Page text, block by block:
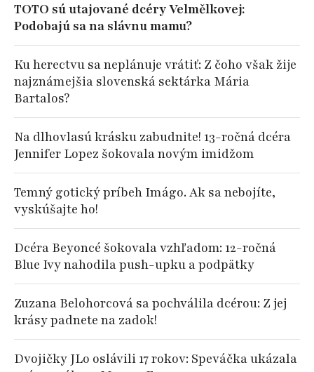
TOTO sú utajované dcéry Velmělkovej:
Podobajú sa na slávnu mamu?
Ku herectvu sa neplánuje vrátiť: Z čoho však žije
najznámejšia slovenská sektárka Mária
Bartalos?
Na dlhovlasú krásku zabudnite! 13-ročná dcéra
Jennifer Lopez šokovala novým imidžom
Temný gotický príbeh Imágo. Ak sa nebojíte,
vyskúšajte ho!
Dcéra Beyoncé šokovala vzhľadom: 12-ročná
Blue Ivy nahodila push-upku a podpätky
Zuzana Belohorcová sa pochválila dcérou: Z jej
krásy padnete na zadok!
Dvojičky JLo oslávili 17 rokov: Speváčka ukázala